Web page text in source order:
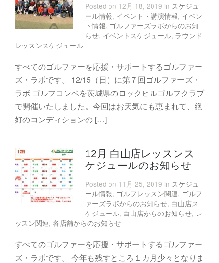
Posted on 12月 18, 2019 in スケジュ
ール情報, イベント・講演情報, イベン
ト情報, ゴルファーズラボからのお知
らせ, イベントスケジュール, ラウンド
レッスンスケジュール
すべてのゴルファーを応援・サポートするゴルファー
ズ・ラボです。 12/15（日）に第７回ゴルファーズ・
ラボ ゴルフコンペを茨城県のロックヒルゴルフクラブ
で開催いたしました。今回はお天気にも恵まれて、絶
好のコンディションの […]
12月 白山店レッスンス
ケジュールのお知らせ
Posted on 11月 25, 2019 in スケジュ
ール情報, ゴルフレッスン関連, ゴルフ
ァーズラボからのお知らせ, 白山店ス
ケジュール, 白山店からのお知らせ, レ
ッスン関連, 各店舗からのお知らせ
すべてのゴルファーを応援・サポートするゴルファー
ズ・ラボです。 今年も残すところ１カ月少々となりま